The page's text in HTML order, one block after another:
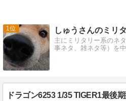
1 しゅうさんのミリ
主にミリタリー系のネ
事ネタ、雑ネタ等）を